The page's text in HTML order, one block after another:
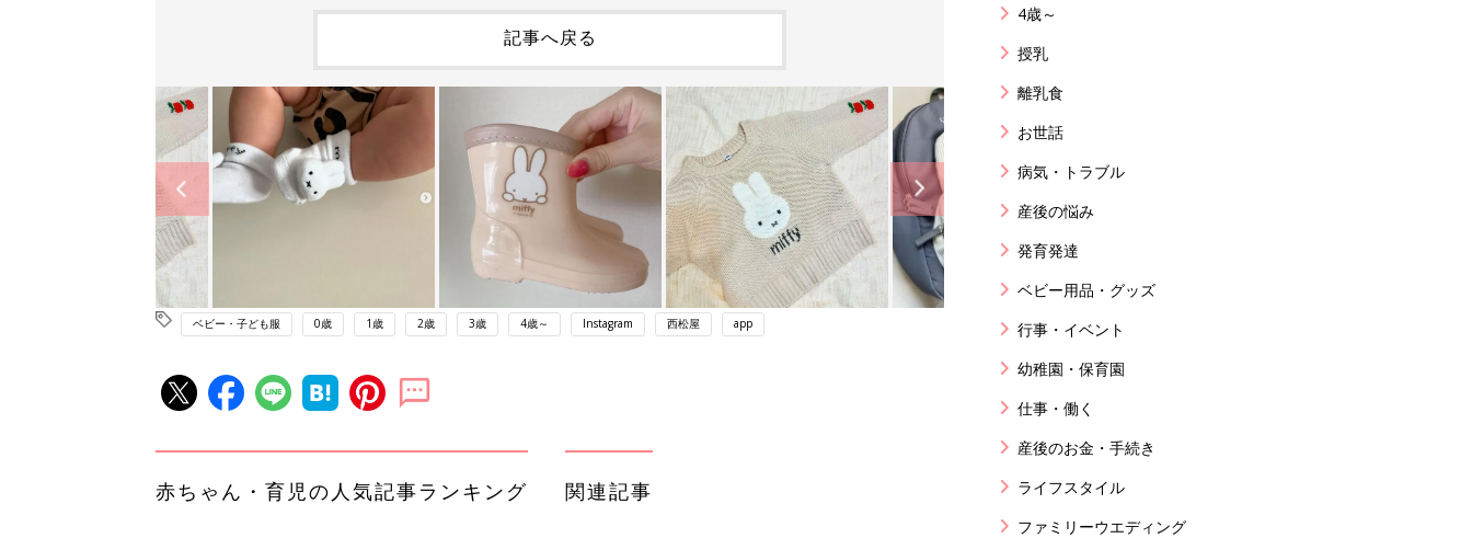
記事へ戻る
ベビー・子ども服 0歳 1歳 2歳 3歳 4歳～ Instagram 西松屋 app
赤ちゃん・育児の人気記事ランキング 関連記事
4歳～
授乳
離乳食
お世話
病気・トラブル
産後の悩み
発育発達
ベビー用品・グッズ
行事・イベント
幼稚園・保育園
仕事・働く
産後のお金・手続き
ライフスタイル
ファミリーウエディング